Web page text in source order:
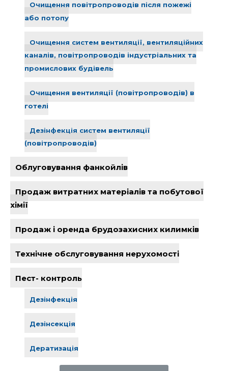
Очищення повітропроводів після пожежі
або потопу
Очищення систем вентиляції, вентиляційних
каналів, повітропроводів індустріальних та
промислових будівель
Очищення вентиляції (повітропроводів) в
готелі
Дезінфекція систем вентиляції
(повітропроводів)
Облуговування фанкойлів
Продаж витратних матеріалів та побутової
хімії
Продаж і оренда брудозахисних килимків
Технічне обслуговування нерухомості
Пест- контроль
Дезінфекція
Дезінсекція
Дератизація